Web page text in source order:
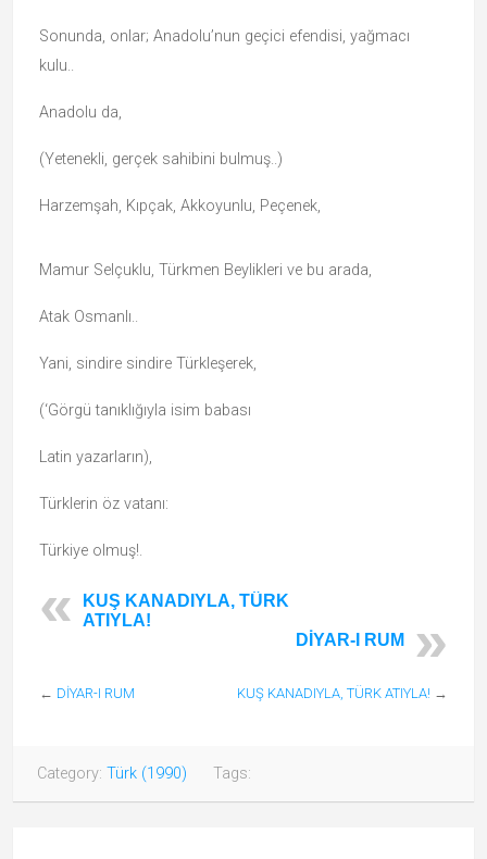
Sonunda, onlar; Anadolu’nun geçici efendisi, yağmacı
kulu..
Anadolu da,
(Yetenekli, gerçek sahibini bulmuş..)
Harzemşah, Kıpçak, Akkoyunlu, Peçenek,
Mamur Selçuklu, Türkmen Beylikleri ve bu arada,
Atak Osmanlı..
Yani, sindire sindire Türkleşerek,
(‘Görgü tanıklığıyla isim babası
Latin yazarların),
Türklerin öz vatanı:
Türkiye olmuş!.
KUŞ KANADIYLA, TÜRK
ATIYLA!
DİYAR-I RUM
← DİYAR-I RUM KUŞ KANADIYLA, TÜRK ATIYLA! →
Category: Türk (1990) Tags: